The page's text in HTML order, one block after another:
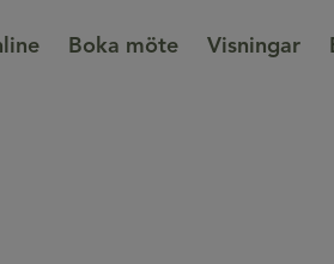
Boka möte Visningar